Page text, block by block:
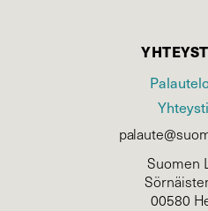
Suomen
00580